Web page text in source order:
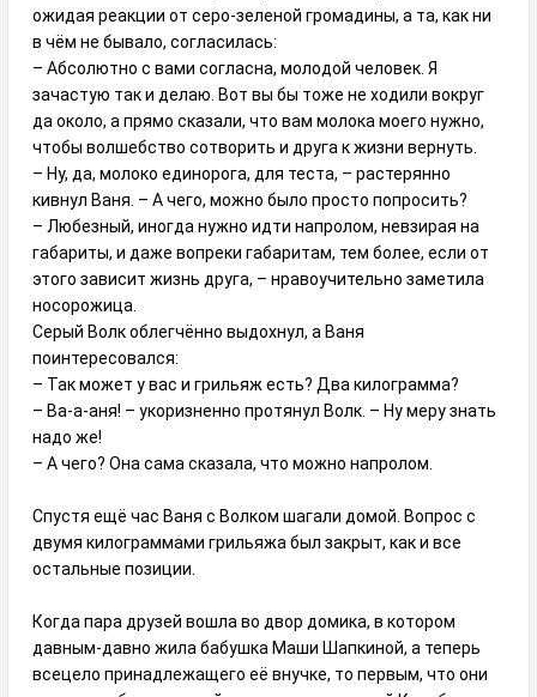
ожидая реакции от серо-зеленой громадины, а та, как ни
в чём не бывало, согласилась:
– Абсолютно с вами согласна, молодой человек. Я
зачастую так и делаю. Вот вы бы тоже не ходили вокруг
да около, а прямо сказали, что вам молока моего нужно,
чтобы волшебство сотворить и друга к жизни вернуть.
– Ну, да, молоко единорога, для теста, – растерянно
кивнул Ваня. – А чего, можно было просто попросить?
– Любезный, иногда нужно идти напролом, невзирая на
габариты, и даже вопреки габаритам, тем более, если от
этого зависит жизнь друга, – нравоучительно заметила
носорожица.
Серый Волк облегчённо выдохнул, а Ваня
поинтересовался:
– Так может у вас и грильяж есть? Два килограмма?
– Ва-а-аня! – укоризненно протянул Волк. – Ну меру знать
надо же!
– А чего? Она сама сказала, что можно напролом.
Спустя ещё час Ваня с Волком шагали домой. Вопрос с
двумя килограммами грильяжа был закрыт, как и все
остальные позиции.
Когда пара друзей вошла во двор домика, в котором
давным-давно жила бабушка Маши Шапкиной, а теперь
всецело принадлежащего её внучке, то первым, что они